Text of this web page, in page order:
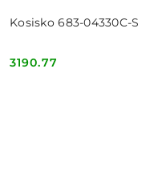
Kosisko 683-04330C-S
Cena:
3190.77